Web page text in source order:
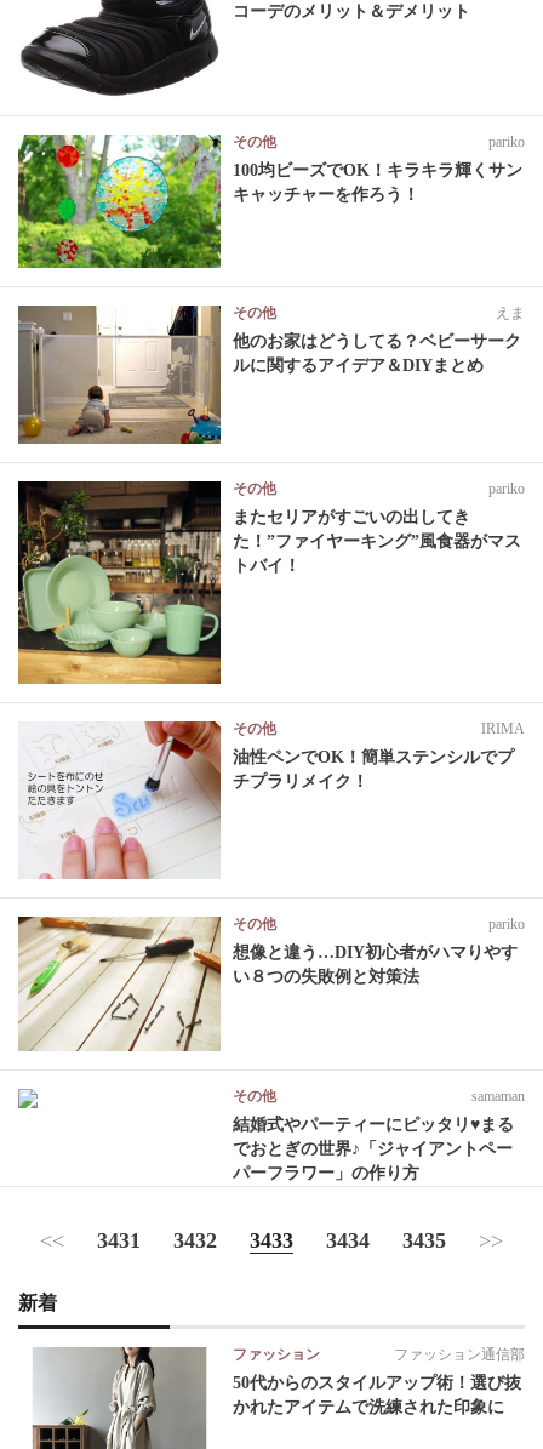
コーデのメリット＆デメリット
その他 pariko
100均ビーズでOK！キラキラ輝くサン
キャッチャーを作ろう！
その他 えま
他のお家はどうしてる？ベビーサーク
ルに関するアイデア＆DIYまとめ
その他 pariko
またセリアがすごいの出してき
た！”ファイヤーキング”風食器がマス
トバイ！
その他 IRIMA
油性ペンでOK！簡単ステンシルでプ
チプラリメイク！
その他 pariko
想像と違う…DIY初心者がハマりやす
い８つの失敗例と対策法
その他 samaman
結婚式やパーティーにピッタリ♥まる
でおとぎの世界♪「ジャイアントペー
パーフラワー」の作り方
<< 3431 3432 3433 3434 3435 >>
新着
ファッション ファッション通信部
50代からのスタイルアップ術！選び抜
かれたアイテムで洗練された印象に